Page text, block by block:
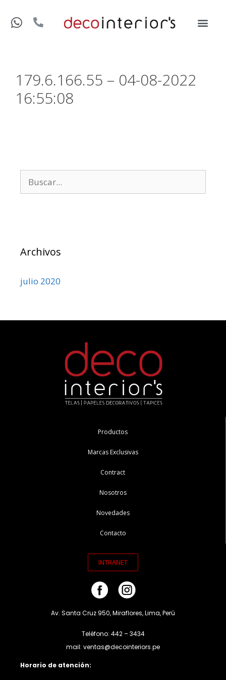
179.6.166.55 – 04-08-2022
16:55:08
Archivos
julio 2020
Productos
Marcas Exclusivas
Contract
Nosotros
Novedades
Contacto
INTRANET
Av. Santa Cruz 950, Miraflores, Lima, Perú
Teléfono: 442 – 3434
mail: ventas@decointeriors.pe
Horario de atención: